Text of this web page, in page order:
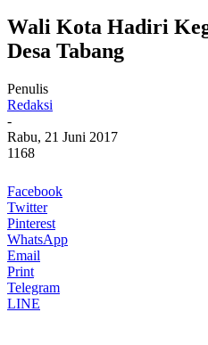
Wali Kota Hadiri
Desa Tabang
Penulis
Redaksi
-
Rabu, 21 Juni 2017
1168
Facebook
Twitter
Pinterest
WhatsApp
Email
Print
Telegram
LINE